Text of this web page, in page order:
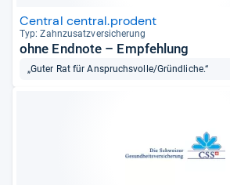
Central central.prodent
Typ: Zahn­zu­satz­ver­si­che­rung
ohne Endnote – Empfehlung
„Guter Rat für Anspruchsvolle/Gründliche.“